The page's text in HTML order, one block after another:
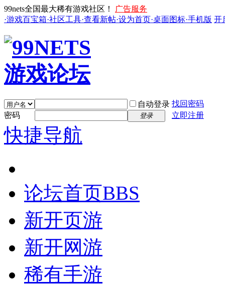
99nets全国最大稀有游戏社区！
广告服务
·游戏百宝箱·社区工具·查看新帖·设为首页·桌面图标·手机版 开
自动登录 找回密码
密码
登录 立即注册
快捷导航
论坛首页BBS
新开页游
新开网游
稀有手游